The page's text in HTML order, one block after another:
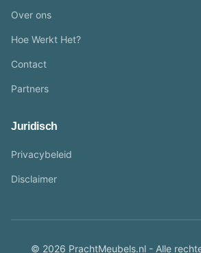
Over ons
Hoe Werkt Het?
Contact
Partners
Juridisch
Privacybeleid
Disclaimer
© 2026 PrachtMeubels.nl - Alle